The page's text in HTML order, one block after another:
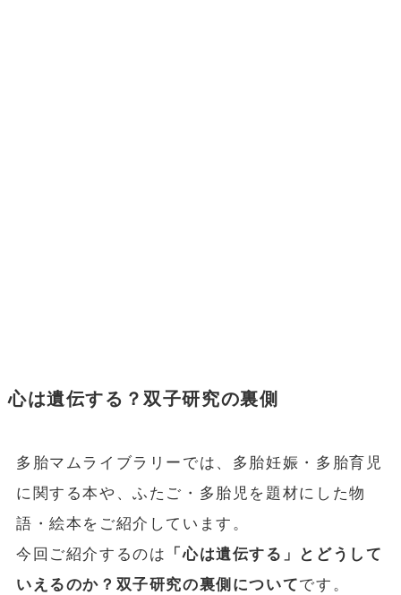
心は遺伝する？双子研究の裏側
多胎マムライブラリーでは、多胎妊娠・多胎育児
に関する本や、ふたご・多胎児を題材にした物
語・絵本をご紹介しています。
今回ご紹介するのは
「心は遺伝する」とどうして
いえるのか？双子研究の裏側についてです。